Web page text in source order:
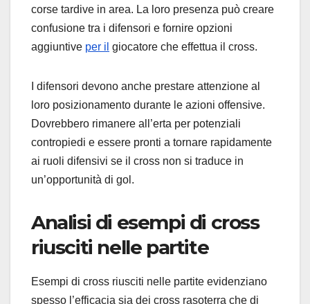
corse tardive in area. La loro presenza può creare
confusione tra i difensori e fornire opzioni
aggiuntive per il giocatore che effettua il cross.
I difensori devono anche prestare attenzione al
loro posizionamento durante le azioni offensive.
Dovrebbero rimanere all’erta per potenziali
contropiedi e essere pronti a tornare rapidamente
ai ruoli difensivi se il cross non si traduce in
un’opportunità di gol.
Analisi di esempi di cross
riusciti nelle partite
Esempi di cross riusciti nelle partite evidenziano
spesso l’efficacia sia dei cross rasoterra che di